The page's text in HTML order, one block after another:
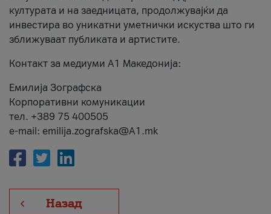
културата и на заедницата, продолжувајќи да
инвестира во уникатни уметнички искуства што ги
зближуваат публиката и артистите.
Контакт за медиуми А1 Македонија:
Емилија Зографска
Корпоративни комуникации
тел. +389 75 400505
e-mail: emilija.zografska@A1.mk
Назад